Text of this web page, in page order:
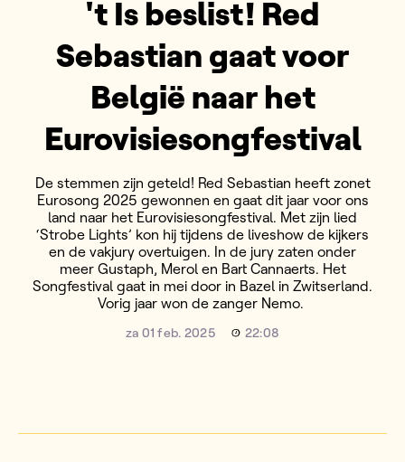
't Is beslist! Red
Sebastian gaat voor
België naar het
Eurovisiesongfestival
De stemmen zijn geteld! Red Sebastian heeft zonet
Eurosong 2025 gewonnen en gaat dit jaar voor ons
land naar het Eurovisiesongfestival. Met zijn lied
‘Strobe Lights’ kon hij tijdens de liveshow de kijkers
en de vakjury overtuigen. In de jury zaten onder
meer Gustaph, Merol en Bart Cannaerts. Het
Songfestival gaat in mei door in Bazel in Zwitserland.
Vorig jaar won de zanger Nemo.
za 01 feb. 2025 22:08